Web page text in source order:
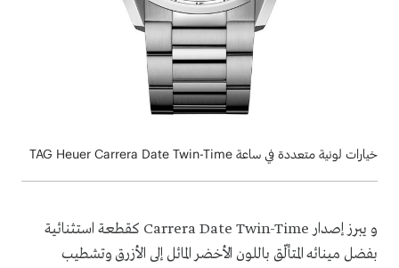
خيارات لونية متعددة في ساعة TAG Heuer Carrera Date Twin-Time
و يبرز إصدار Carrera Date Twin-Time كقطعة استثنائية
بفضل مينائه المتألّق باللون الأخضر المائل إلى الأزرق وتشطيب